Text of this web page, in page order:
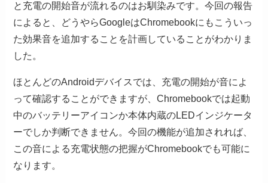
と充電の開始音が流れるのはお馴染みです。今回の報告
によると、どうやらGoogleはChromebookにもこういっ
た効果音を追加することを計画していることがわかりま
した。
ほとんどのAndroidデバイスでは、充電の開始が音によ
って確認することができますが、Chromebookでは起動
中のバッテリーアイコンか本体内蔵のLEDインジケータ
ーでしか判断できません。今回の機能が追加されれば、
この音による充電状態の把握がChromebookでも可能に
なります。